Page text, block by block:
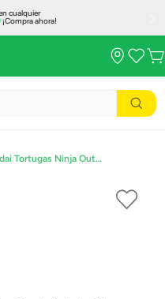
cualquier
¡Compra ahora!
Bandai Tortugas Ninja Outright 5in Raphael 12142